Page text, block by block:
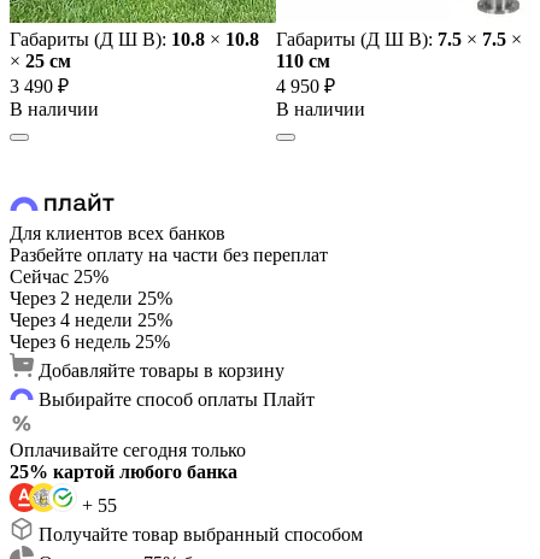
Габариты (Д Ш В): 10.8 × 10.8
× 25 cм
3 490 ₽
В наличии
Габариты (Д Ш В): 7.5 × 7.5 ×
110 cм
4 950 ₽
В наличии
Для клиентов всех банков
Разбейте оплату на части без переплат
Сейчас 25%
Через 2 недели 25%
Через 4 недели 25%
Через 6 недель 25%
Добавляйте товары в корзину
Выбирайте способ оплаты Плайт
Оплачивайте сегодня только
25% картой любого банка
+ 55
Получайте товар выбранный способом